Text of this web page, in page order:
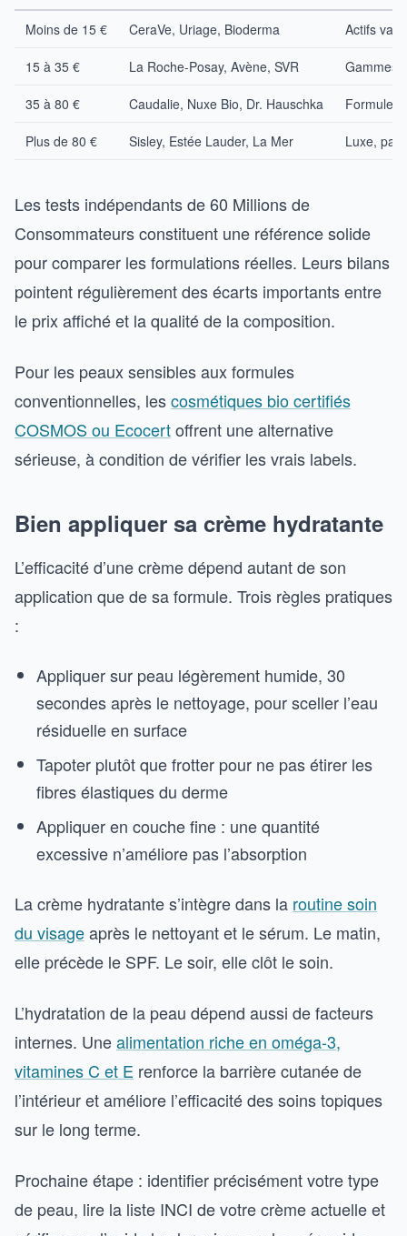
Moins de 15 € CeraVe, Uriage, Bioderma Actifs
15 à 35 € La Roche-Posay, Avène, SVR Gammes
35 à 80 € Caudalie, Nuxe Bio, Dr. Hauschka Formules
Plus de 80 € Sisley, Estée Lauder, La Mer Luxe,
Les tests indépendants de 60 Millions de
Consommateurs constituent une référence solide
pour comparer les formulations réelles. Leurs bilans
pointent régulièrement des écarts importants entre
le prix affiché et la qualité de la composition.
Pour les peaux sensibles aux formules
conventionnelles, lescosmétiques bio certifiés
COSMOS ou Ecocertoffrent une alternative
sérieuse, à condition de vérifier les vrais labels.
Bien appliquer sa crème hydratante
L’efficacité d’une crème dépend autant de son
application que de sa formule. Trois règles pratiques
:
Appliquer sur peau légèrement humide, 30
secondes après le nettoyage, pour sceller l’eau
résiduelle en surface
Tapoter plutôt que frotter pour ne pas étirer les
fibres élastiques du derme
Appliquer en couche fine : une quantité
excessive n’améliore pas l’absorption
La crème hydratante s’intègre dans la routine soin
du visageaprès le nettoyant et le sérum. Le matin,
elle précède le SPF. Le soir, elle clôt le soin.
L’hydratation de la peau dépend aussi de facteurs
internes. Unealimentation riche en oméga-3,
vitamines C et E renforce la barrière cutanée de
l’intérieur et améliore l’efficacité des soins topiques
sur le long terme.
Prochaine étape : identifier précisément votre type
de peau, lire la liste INCI de votre crème actuelle et